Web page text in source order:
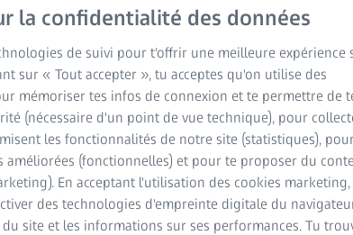
la confidentialité des données
de suivi pour t'offrir une meilleure expérience
sur « Tout accepter », tu acceptes qu'on utilise des
mémoriser tes infos de connexion et te permettre de
(nécessaire d'un point de vue technique), pour
les fonctionnalités de notre site (statistiques),
(fonctionnelles) et pour te proposer du
En acceptant l'utilisation des cookies
des technologies d'empreinte digitale du
site et les informations sur ses performances. Tu